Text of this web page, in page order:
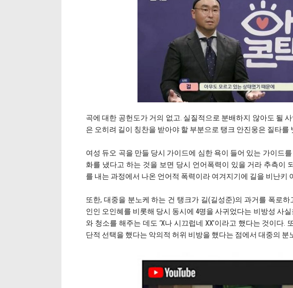
곡에 대한 공헌도가 거의 없고. 실질적으로 분배하지 않아도 될
은 오히려 길이 칭찬을 받아야 할 부분으로 탱크 안진웅은 질타를
여성 듀오 곡을 만들 당시 가이드에 심한 욕이 들어 있는 가이드
화를 냈다고 하는 것을 보면 당시 언어폭력이 있을 거라 추측이
를 내는 과정에서 나온 언어적 폭력이라 여겨지기에 길을 비난키
또한, 대중을 분노케 하는 건 탱크가 길(길성준)의 과거를 폭로
인인 오인혜를 비롯해 당시 동시에 4명을 사귀었다는 비방성 사
와 청소를 해주는 데도 ‘X나 시끄럽네 XX’이라고 했다는 것이다.
단적 선택을 했다는 악의적 허위 비방을 했다는 점에서 대중의 분